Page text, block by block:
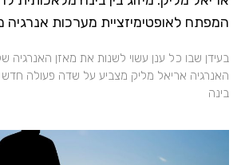
המפתח לאופטימיזציית מערכות
בעידן שבו כל ענן עשוי לשנות את מאזן האנרגיה
האנרגיה אריאל מליק מצביע על שדה פעולה חדש
בינה